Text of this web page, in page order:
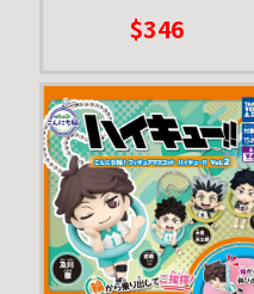
偷奶爸 蘿蔔 提姆 小熊玩
$346